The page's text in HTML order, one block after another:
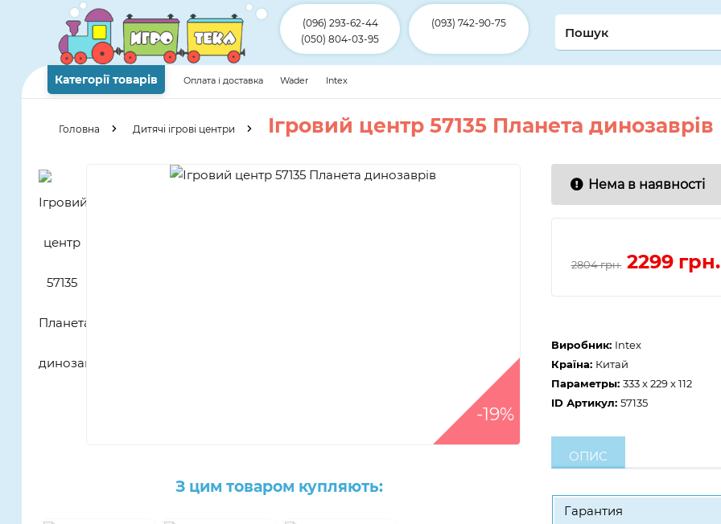
(096) 293-62-44
(050) 804-03-95
(093) 742-90-75
Категорії товарів Оплата і доставка Wader Intex
Головна Дитячі ігрові центри Ігровий центр 57135 Планета динозаврів
-19%
З цим товаром купляють:
Нема в наявності
2804 грн. 2299 грн.
Виробник: Intex
Країна: Китай
Параметры: 333 x 229 x 112
ID Артикул: 57135
ОПИС
Гарантия